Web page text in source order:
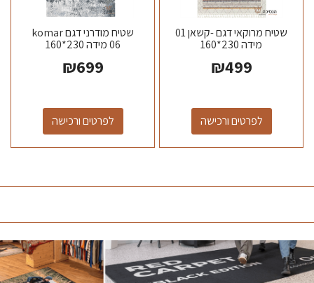
שטיח מרוקאי דגם -קשאן 01
מידה 230*160
₪499
לפרטים ורכישה
שטיח מודרני דגם komar
06 מידה 230*160
₪699
לפרטים ורכישה